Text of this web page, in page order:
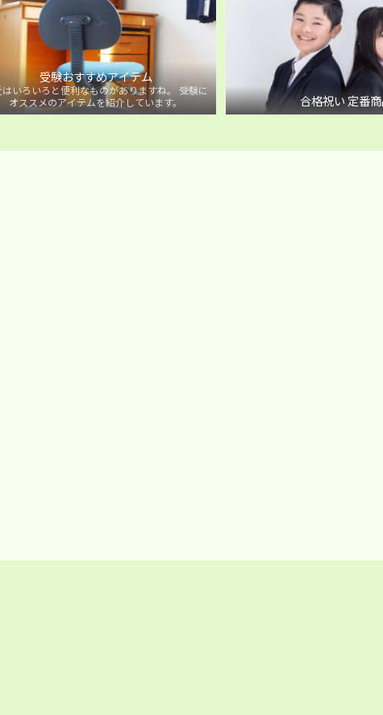
受験おすすめアイテム
いろいろと便利なものがありますね。 受験に
オススメのアイテムを紹介しています。
合格祝い 定番